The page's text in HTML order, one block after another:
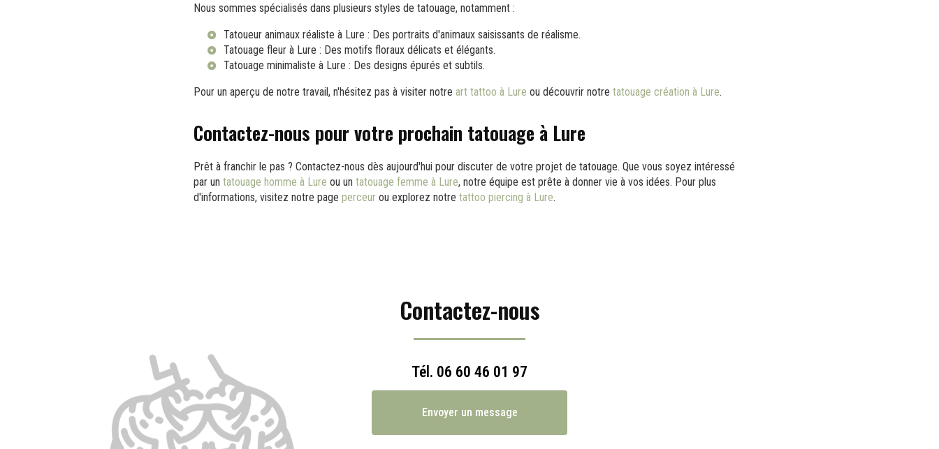
Nous sommes spécialisés dans plusieurs styles de tatouage, notamment :
Tatoueur animaux réaliste à Lure : Des portraits d'animaux saisissants de réalisme.
Tatouage fleur à Lure : Des motifs floraux délicats et élégants.
Tatouage minimaliste à Lure : Des designs épurés et subtils.
Pour un aperçu de notre travail, n'hésitez pas à visiter notre art tattoo à Lure ou découvrir notre tatouage création à Lure.
Contactez-nous pour votre prochain tatouage à Lure
Prêt à franchir le pas ? Contactez-nous dès aujourd'hui pour discuter de votre projet de tatouage. Que vous soyez intéressé
par un tatouage homme à Lure ou un tatouage femme à Lure, notre équipe est prête à donner vie à vos idées. Pour plus
d'informations, visitez notre page perceur ou explorez notre tattoo piercing à Lure.
Contactez-nous
Tél. 06 60 46 01 97
Envoyer un message